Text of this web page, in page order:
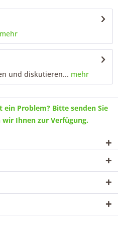
mehr
und diskutieren... mehr
ein Problem? Bitte senden Sie
wir Ihnen zur Verfügung.